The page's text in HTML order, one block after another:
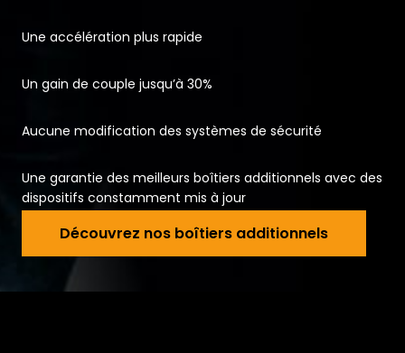
Découvrez nos boîtiers additionnels
Une accélération plus rapide
Un gain de couple jusqu’à 30%
Aucune modification des systèmes de sécurité
Une garantie des meilleurs boîtiers additionnels avec des
dispositifs constamment mis à jour